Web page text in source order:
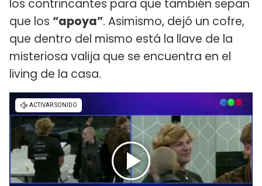
los contrincantes para que también sepan
que los “apoya”. Asimismo, dejó un cofre,
que dentro del mismo está la llave de la
misteriosa valija que se encuentra en el
living de la casa.